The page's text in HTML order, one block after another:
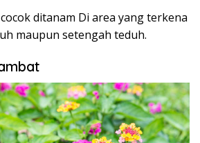
ditanam Di area yang terkena
maupun setengah teduh.